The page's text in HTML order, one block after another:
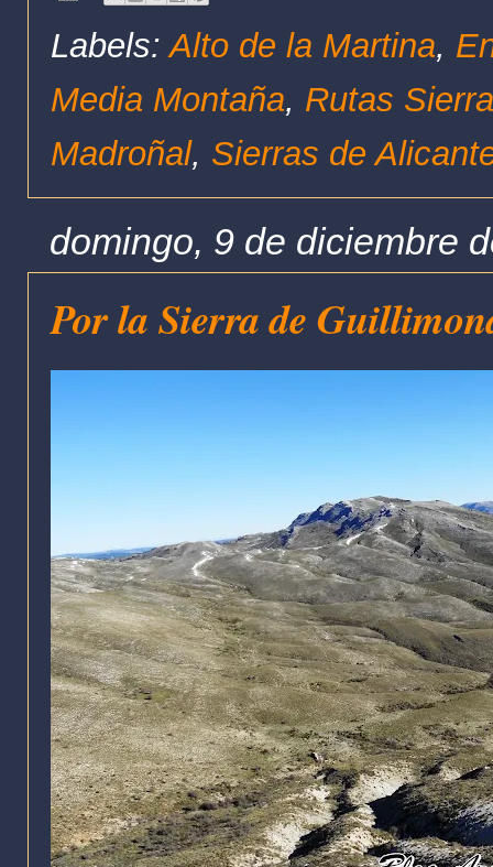
Labels:Alto de la Martina,
Media Montaña, Rutas
Madroñal, Sierras de
domingo, 9 de diciembre
Por la Sierra de